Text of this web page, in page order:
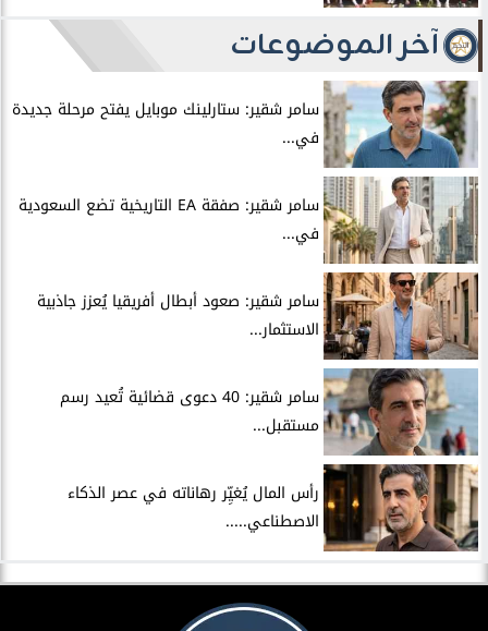
آخر الموضوعات
سامر شقير: ستارلينك موبايل يفتح مرحلة جديدة
في...
سامر شقير: صفقة EA التاريخية تضع السعودية
في...
سامر شقير: صعود أبطال أفريقيا يُعزز جاذبية
الاستثمار...
سامر شقير: 40 دعوى قضائية تُعيد رسم
مستقبل...
رأس المال يُغيِّر رهاناته في عصر الذكاء
الاصطناعي.....